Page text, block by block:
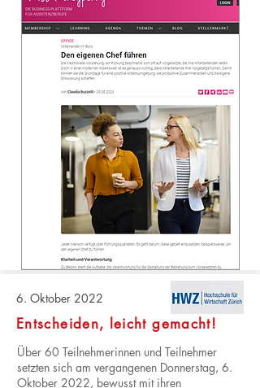
6. Oktober 2022
Entscheiden, leicht gemacht!
Über 60 Teilnehmerinnen und Teilnehmer
setzten sich am vergangenen Donnerstag, 6.
Oktober 2022, bewusst mit ihren